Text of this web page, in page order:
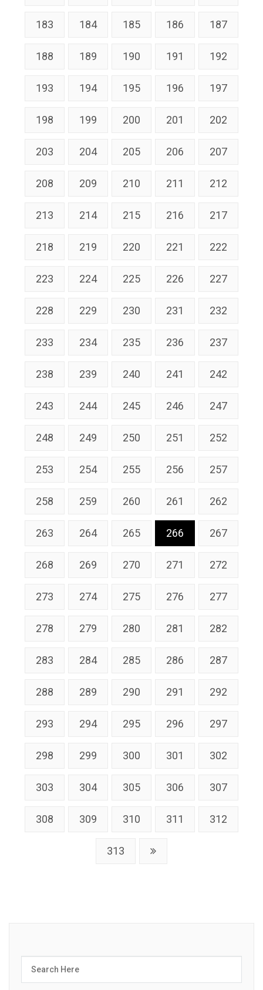
183 184 185 186 187
188 189 190 191 192
193 194 195 196 197
198 199 200 201 202
203 204 205 206 207
208 209 210 211 212
213 214 215 216 217
218 219 220 221 222
223 224 225 226 227
228 229 230 231 232
233 234 235 236 237
238 239 240 241 242
243 244 245 246 247
248 249 250 251 252
253 254 255 256 257
258 259 260 261 262
263 264 265 266 267
268 269 270 271 272
273 274 275 276 277
278 279 280 281 282
283 284 285 286 287
288 289 290 291 292
293 294 295 296 297
298 299 300 301 302
303 304 305 306 307
308 309 310 311 312
313